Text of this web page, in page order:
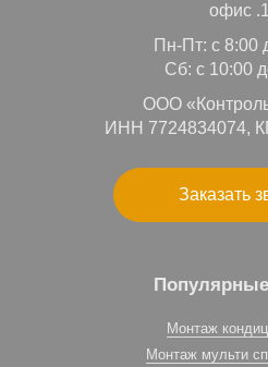
офис
Пн-Пт: с 8:00
Сб: с 10:00
ООО
ИНН 7724834074,
Заказать
Монтаж
Монтаж мульти